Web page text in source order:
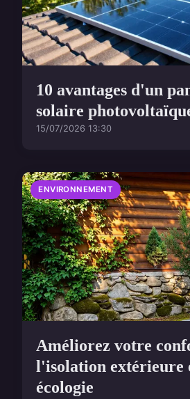
10 avantages d'un
solaire
15/07/2026 13:30
ENVIRONNEMENT
Améliorez votre
l'isolation extérieure
écologie